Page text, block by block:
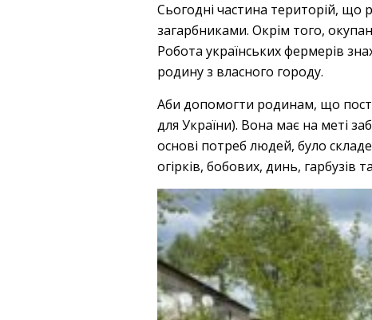
Сьогодні частина територій,
загарбниками. Окрім того,
Робота українських фермерів
родину з власного городу.
Аби допомогти родинам, що
для України). Вона має на меті
основі потреб людей, було
огірків, бобових, динь,